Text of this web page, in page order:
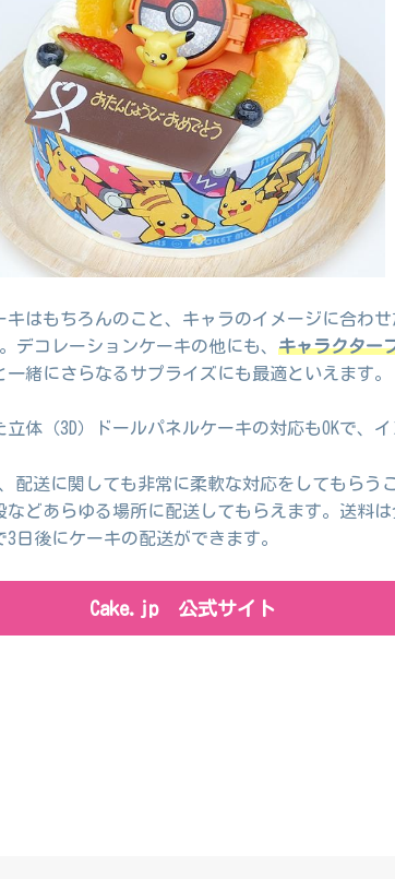
はもちろんのこと、キャラのイメージに合わ
デコレーションケーキの他にも、 キャラクター
一緒にさらなるサプライズにも最適といえます。
体（3D）ドールパネルケーキの対応もOKで、イ
配送に関しても非常に柔軟な対応をしてもらう
どあらゆる場所に配送してもらえます。送料
日後にケーキの配送ができます。
Cake.jp 公式サイト